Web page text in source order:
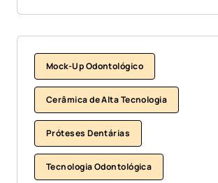
Mock-Up Odontológico
Cerâmica de Alta Tecnologia
Próteses Dentárias
Tecnologia Odontológica